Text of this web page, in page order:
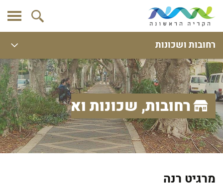
רחובות ושכונות
רחובות, שכונות ואתרים
מרגיט רנה